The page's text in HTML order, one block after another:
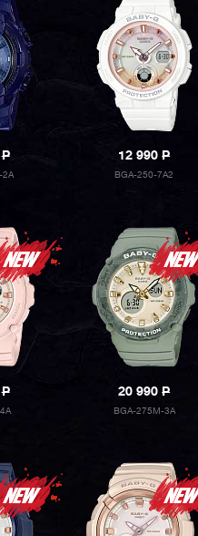
P
2A
12 990P
BGA-250-7A2
P 20 990P
BGA-275M-3A